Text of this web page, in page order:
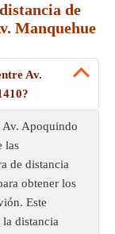
de
Manquehue
Av.
Av. Apoquindo
las
de distancia
obtener los
Este
distancia